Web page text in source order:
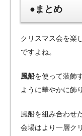
●まとめ
クリスマス会を楽
ですよね。
風船を使って装飾
ように華やかに飾
風船を組み合わせ
会場はより一層ク